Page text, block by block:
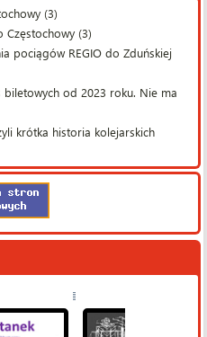
(3)
(3)
pociągów REGIO do Zduńskiej
biletowych od 2023 roku. Nie ma
krótka historia kolejarskich